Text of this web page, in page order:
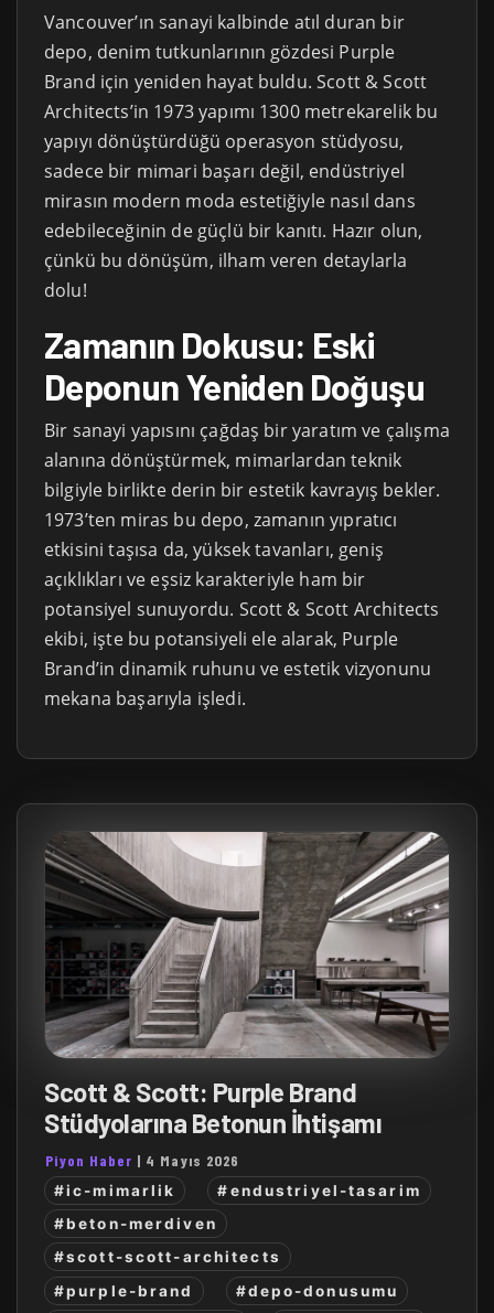
Vancouver’ın sanayi kalbinde atıl duran bir
depo, denim tutkunlarının gözdesi Purple
Brand için yeniden hayat buldu. Scott & Scott
Architects’in 1973 yapımı 1300 metrekarelik bu
yapıyı dönüştürdüğü operasyon stüdyosu,
sadece bir mimari başarı değil, endüstriyel
mirasın modern moda estetiğiyle nasıl dans
edebileceğinin de güçlü bir kanıtı. Hazır olun,
çünkü bu dönüşüm, ilham veren detaylarla
dolu!
Zamanın Dokusu: Eski
Deponun Yeniden Doğuşu
Bir sanayi yapısını çağdaş bir yaratım ve çalışma
alanına dönüştürmek, mimarlardan teknik
bilgiyle birlikte derin bir estetik kavrayış bekler.
1973’ten miras bu depo, zamanın yıpratıcı
etkisini taşısa da, yüksek tavanları, geniş
açıklıkları ve eşsiz karakteriyle ham bir
potansiyel sunuyordu. Scott & Scott Architects
ekibi, işte bu potansiyeli ele alarak, Purple
Brand’in dinamik ruhunu ve estetik vizyonunu
mekana başarıyla işledi.
Scott & Scott: Purple Brand
Stüdyolarına Betonun İhtişamı
Piyon Haber | 4 Mayıs 2026
#ic-mimarlik
#endustriyel-tasarim
#beton-merdiven
#scott-scott-architects
#purple-brand
#depo-donusumu